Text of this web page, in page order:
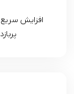
افزایش سریع